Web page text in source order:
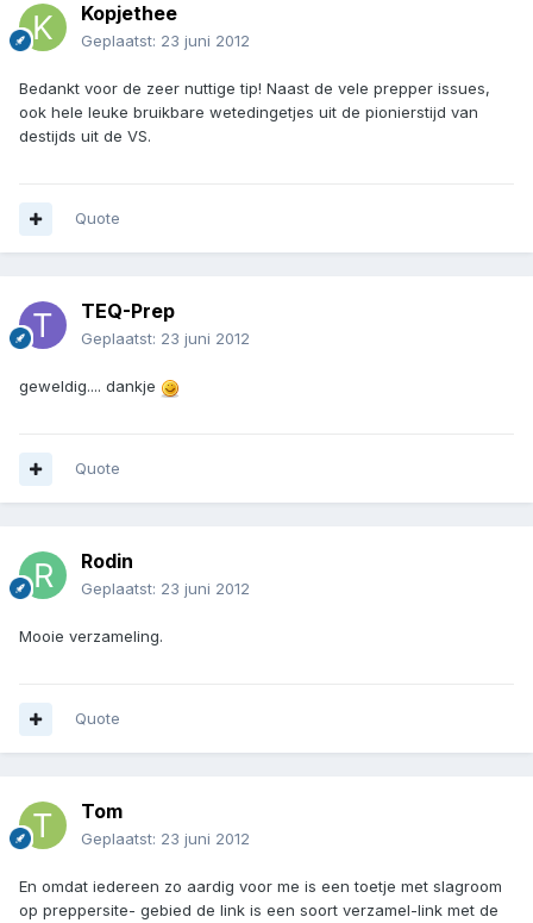
Kopjethee
Geplaatst: 23 juni 2012
Bedankt voor de zeer nuttige tip! Naast de vele prepper issues,
ook hele leuke bruikbare wetedingetjes uit de pionierstijd van
destijds uit de VS.
Quote
TEQ-Prep
Geplaatst: 23 juni 2012
geweldig.... dankje
Quote
Rodin
Geplaatst: 23 juni 2012
Mooie verzameling.
Quote
Tom
Geplaatst: 23 juni 2012
En omdat iedereen zo aardig voor me is een toetje met slagroom
op preppersite- gebied de link is een soort verzamel-link met de